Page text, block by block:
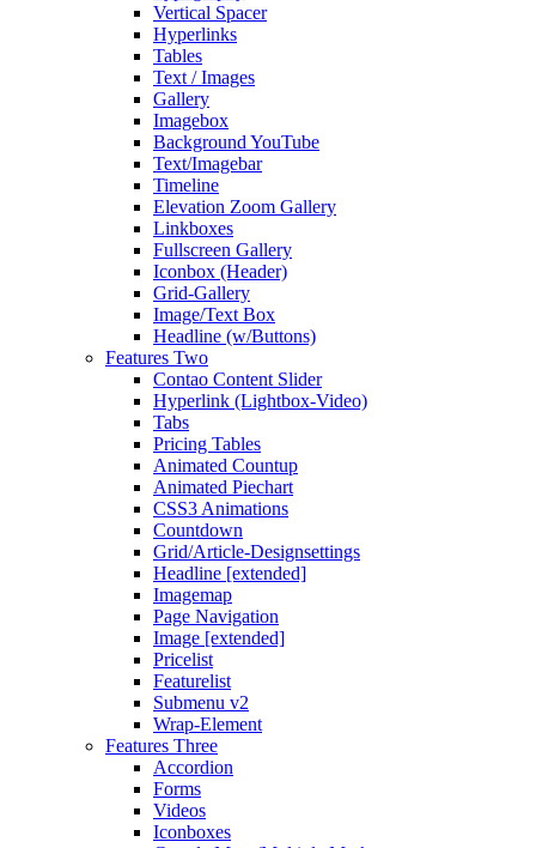
Vertical Spacer
Hyperlinks
Tables
Text / Images
Gallery
Imagebox
Background YouTube
Text/Imagebar
Timeline
Elevation Zoom Gallery
Linkboxes
Fullscreen Gallery
Iconbox (Header)
Grid-Gallery
Image/Text Box
Headline (w/Buttons)
Features Two
Contao Content Slider
Hyperlink (Lightbox-Video)
Tabs
Pricing Tables
Animated Countup
Animated Piechart
CSS3 Animations
Countdown
Grid/Article-Designsettings
Headline [extended]
Imagemap
Page Navigation
Image [extended]
Pricelist
Featurelist
Submenu v2
Wrap-Element
Features Three
Accordion
Forms
Videos
Iconboxes